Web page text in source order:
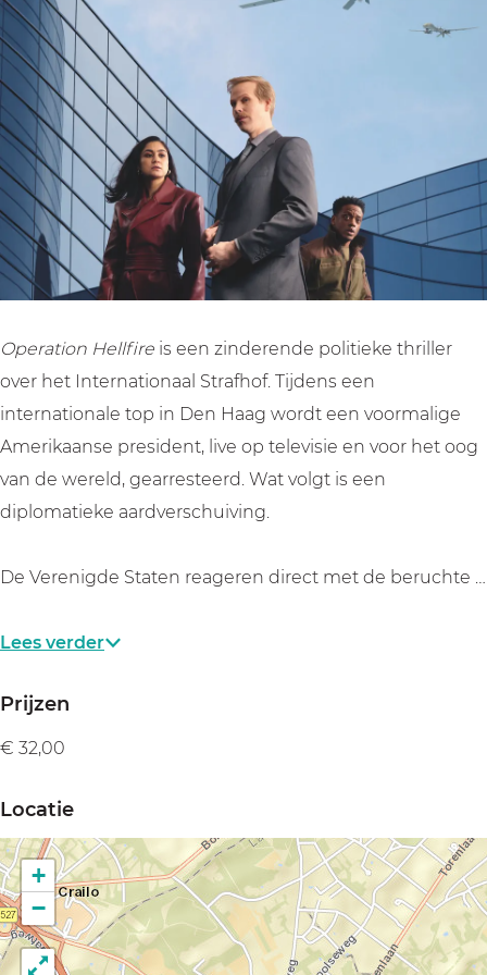
n
H
l
f
i
e
t
i
o
n
e
l
l
i
n
H
e
l
l
f
i
r
e
a
o
n
H
f
Operation Hellfire is een zinderende politieke thriller
over het Internationaal Strafhof. Tijdens een
internationale top in Den Haag wordt een voormalige
Amerikaanse president, live op televisie en voor het oog
van de wereld, gearresteerd. Wat volgt is een
diplomatieke aardverschuiving.
De Verenigde Staten reageren direct met de beruchte …
Lees verder
Prijzen
€ 32,00
Locatie
+
−